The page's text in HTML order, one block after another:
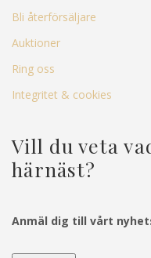
Bli återförsäljare
Auktioner
Ring oss
Integritet & cookies
Vill du veta
härnäst?
Anmäl dig till vårt